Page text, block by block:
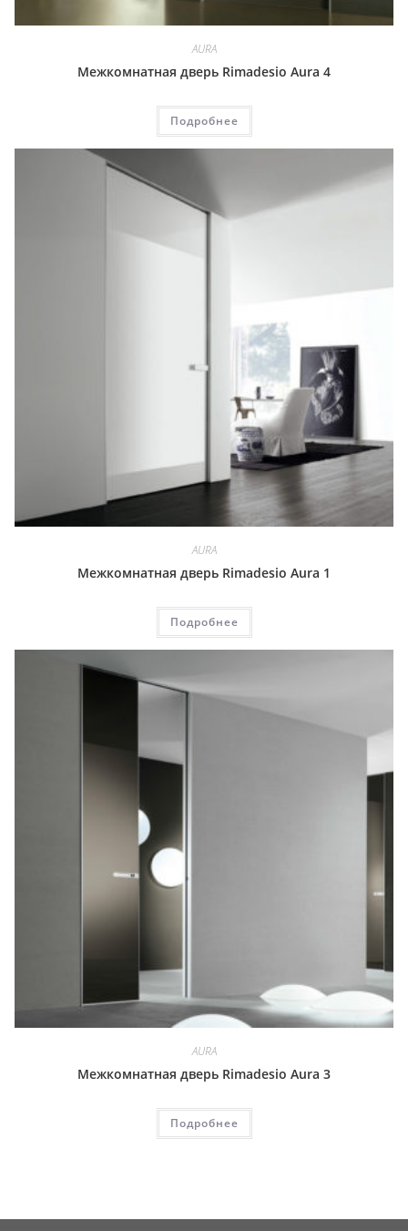
AURA
Межкомнатная дверь Rimadesio Aura 4
Подробнее
AURA
Межкомнатная дверь Rimadesio Aura 1
Подробнее
AURA
Межкомнатная дверь Rimadesio Aura 3
Подробнее